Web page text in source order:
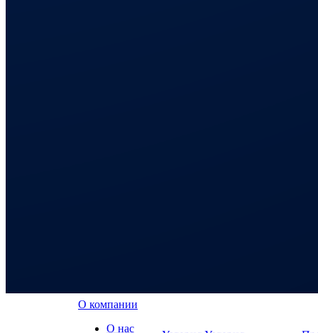
О компании
О нас